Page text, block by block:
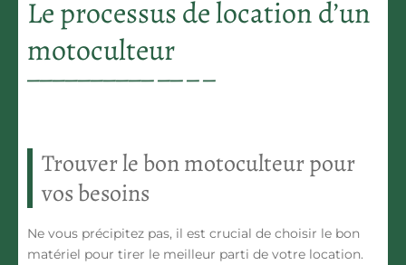
Le processus de location d’un
motoculteur
Trouver le bon motoculteur pour
vos besoins
Ne vous précipitez pas, il est crucial de choisir le bon
matériel pour tirer le meilleur parti de votre location.